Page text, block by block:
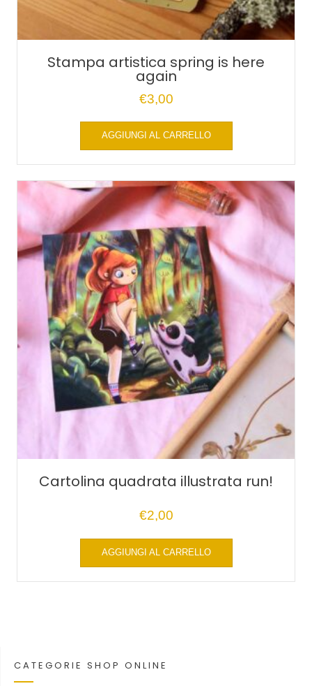
Stampa artistica spring is here
again
€3,00
AGGIUNGI AL CARRELLO
Cartolina quadrata illustrata run!
€2,00
AGGIUNGI AL CARRELLO
CATEGORIE SHOP ONLINE